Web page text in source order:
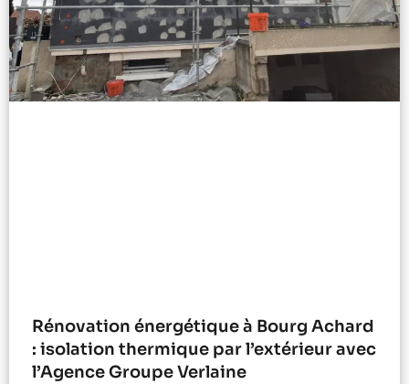
Rénovation énergétique à Bourg Achard
: isolation thermique par l’extérieur avec
l’Agence Groupe Verlaine